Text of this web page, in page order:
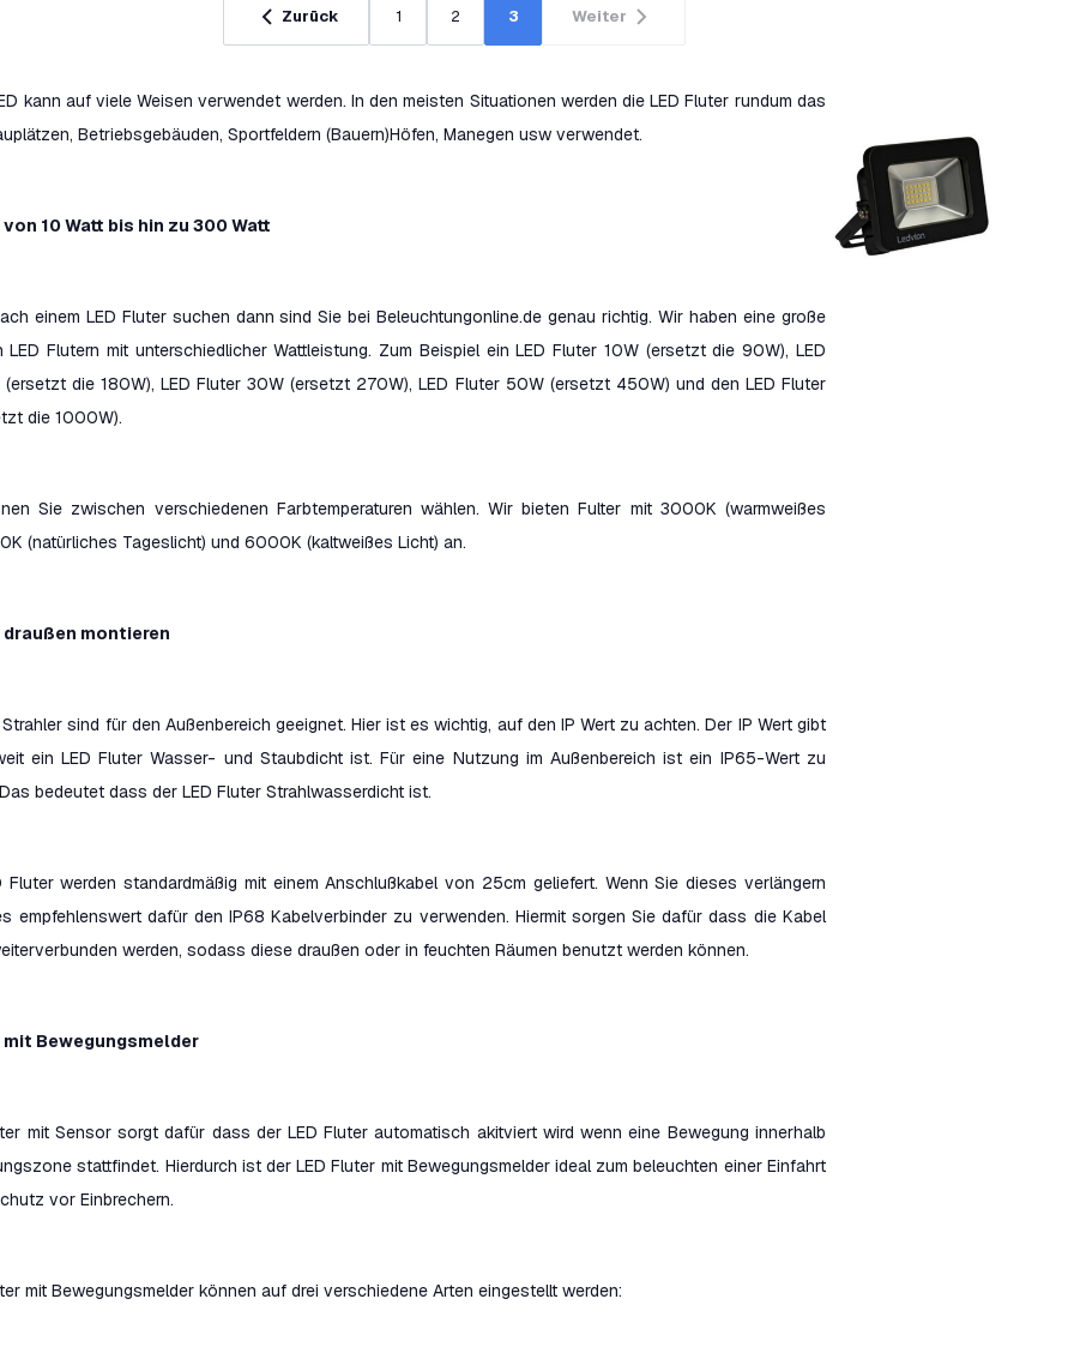
Zurück 1 2 3 Weiter
kann auf viele Weisen verwendet werden. In den meisten Situationen werden die LED Fluter rundum das
Betriebsgebäuden, Sportfeldern (Bauern)Höfen, Manegen usw verwendet.
10 Watt bis hin zu 300 Watt
einem LED Fluter suchen dann sind Sie bei Beleuchtungonline.de genau richtig. Wir haben eine große
LED Flutern mit unterschiedlicher Wattleistung. Zum Beispiel ein LED Fluter 10W (ersetzt die 90W), LED
die 180W), LED Fluter 30W (ersetzt 270W), LED Fluter 50W (ersetzt 450W) und den LED Fluter
die 1000W).
Sie zwischen verschiedenen Farbtemperaturen wählen. Wir bieten Fulter mit 3000K (warmweißes
(natürliches Tageslicht) und 6000K (kaltweißes Licht) an.
draußen montieren
Strahler sind für den Außenbereich geeignet. Hier ist es wichtig, auf den IP Wert zu achten. Der IP Wert gibt
ein LED Fluter Wasser- und Staubdicht ist. Für eine Nutzung im Außenbereich ist ein IP65-Wert zu
bedeutet dass der LED Fluter Strahlwasserdicht ist.
Fluter werden standardmäßig mit einem Anschlußkabel von 25cm geliefert. Wenn Sie dieses verlängern
empfehlenswert dafür den IP68 Kabelverbinder zu verwenden. Hiermit sorgen Sie dafür dass die Kabel
werden, sodass diese draußen oder in feuchten Räumen benutzt werden können.
mit Bewegungsmelder
mit Sensor sorgt dafür dass der LED Fluter automatisch akitviert wird wenn eine Bewegung innerhalb
stattfindet. Hierdurch ist der LED Fluter mit Bewegungsmelder ideal zum beleuchten einer Einfahrt
vor Einbrechern.
mit Bewegungsmelder können auf drei verschiedene Arten eingestellt werden: